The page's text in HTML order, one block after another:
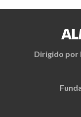
Dirigido por